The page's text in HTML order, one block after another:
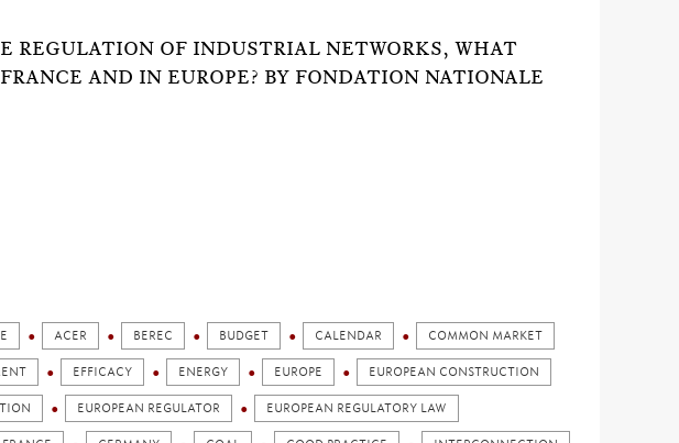
REGULATION OF INDUSTRIAL NETWORKS, WHAT
AND IN EUROPE? BY FONDATION NATIONALE
ACER BEREC BUDGET CALENDAR COMMON MARKET
EFFICACY ENERGY EUROPE EUROPEAN CONSTRUCTION
EUROPEAN REGULATOR EUROPEAN REGULATORY LAW